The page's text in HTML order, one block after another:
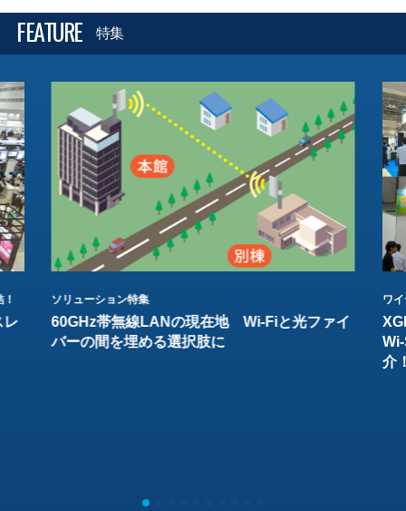
FEATURE 特集
レ
ソリューション特集
60GHz帯無線LANの現在地 Wi-Fiと光ファイ
バーの間を埋める選択肢に
ワ
介